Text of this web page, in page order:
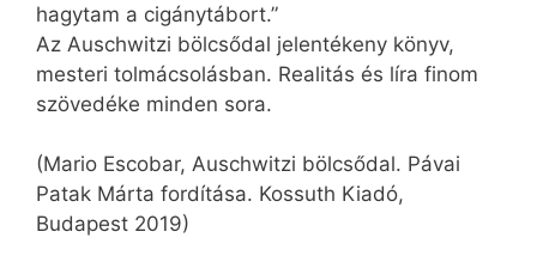
hagytam a cigánytábort.”
Az Auschwitzi bölcsődal jelentékeny könyv,
mesteri tolmácsolásban. Realitás és líra finom
szövedéke minden sora.
(Mario Escobar, Auschwitzi bölcsődal. Pávai
Patak Márta fordítása. Kossuth Kiadó,
Budapest 2019)